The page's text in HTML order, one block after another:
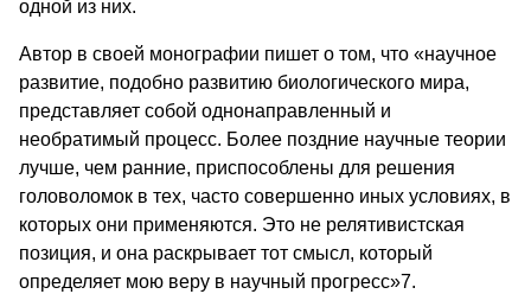
одной из них.
Автор в своей монографии пишет о том, что «научное
развитие, подобно развитию биологического мира,
представляет собой однонаправленный и
необратимый процесс. Более поздние научные теории
лучше, чем ранние, приспособлены для решения
головоломок в тех, часто совершенно иных условиях, в
которых они применяются. Это не релятивистская
позиция, и она раскрывает тот смысл, который
определяет мою веру в научный прогресс»7.